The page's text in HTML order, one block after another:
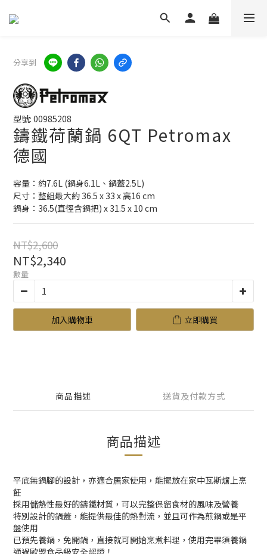
分享到
型號: 00985208
鑄鐵荷蘭鍋 6QT Petromax
德國
容量：約7.6L (鍋身6.1L、鍋蓋2.5L)
尺寸：整組最大約 36.5 x 33 x 高16 cm
鍋身：36.5(直徑含鍋把) x 31.5 x 10 cm
NT$2,600
NT$2,340
數量
加入購物車 立即購買
商品描述 送貨及付款方式
商品描述
平底無鍋腳的設計，亦適合居家使用，能擺放在家中瓦斯爐上烹
飪
採用儲熱性最好的鑄鐵材質，可以完整保留食材的風味及營養
特別設計的鍋蓋，能提供最佳的熱對流，並且可作為煎鍋或是平
盤使用
已預先養鍋，免開鍋，直接就可開始烹煮料理，使用完畢須養鍋
通過歐盟食品級安全認證！